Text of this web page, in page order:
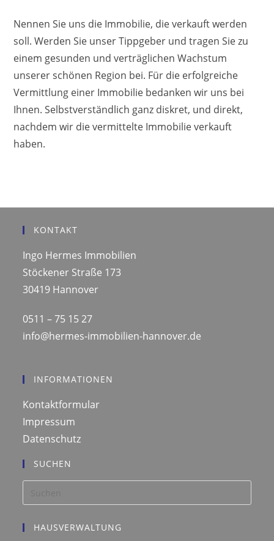
Nennen Sie uns die Immobilie, die verkauft werden
soll. Werden Sie unser Tippgeber und tragen Sie zu
einem gesunden und verträglichen Wachstum
unserer schönen Region bei. Für die erfolgreiche
Vermittlung einer Immobilie bedanken wir uns bei
Ihnen. Selbstverständlich ganz diskret, und direkt,
nachdem wir die vermittelte Immobilie verkauft
haben.
KONTAKT
Ingo Hermes Immobilien
Stöckener Straße 173
30419 Hannover
0511 – 75 15 27
info@hermes-immobilien-hannover.de
INFORMATIONEN
Kontaktformular
Impressum
Datenschutz
SUCHEN
HAUSVERWALTUNG